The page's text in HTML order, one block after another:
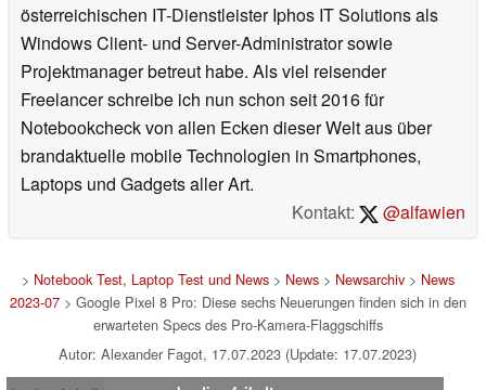
österreichischen IT-Dienstleister Iphos IT Solutions als
Windows Client- und Server-Administrator sowie
Projektmanager betreut habe. Als viel reisender
Freelancer schreibe ich nun schon seit 2016 für
Notebookcheck von allen Ecken dieser Welt aus über
brandaktuelle mobile Technologien in Smartphones,
Laptops und Gadgets aller Art.
Kontakt:
@alfawien
> Notebook Test, Laptop Test und News> News> Newsarchiv> News
2023-07> Google Pixel 8 Pro: Diese sechs Neuerungen finden sich in den
erwarteten Specs des Pro-Kamera-Flaggschiffs
Autor: Alexander Fagot, 17.07.2023 (Update: 17.07.2023)